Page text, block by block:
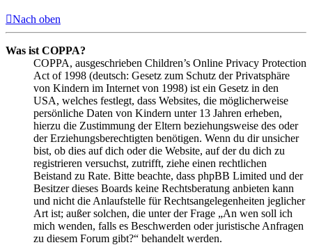
Nach oben
Was ist COPPA?
COPPA, ausgeschrieben Children’s Online Privacy Protection
Act of 1998 (deutsch: Gesetz zum Schutz der Privatsphäre
von Kindern im Internet von 1998) ist ein Gesetz in den
USA, welches festlegt, dass Websites, die möglicherweise
persönliche Daten von Kindern unter 13 Jahren erheben,
hierzu die Zustimmung der Eltern beziehungsweise des oder
der Erziehungsberechtigten benötigen. Wenn du dir unsicher
bist, ob dies auf dich oder die Website, auf der du dich zu
registrieren versuchst, zutrifft, ziehe einen rechtlichen
Beistand zu Rate. Bitte beachte, dass phpBB Limited und der
Besitzer dieses Boards keine Rechtsberatung anbieten kann
und nicht die Anlaufstelle für Rechtsangelegenheiten jeglicher
Art ist; außer solchen, die unter der Frage „An wen soll ich
mich wenden, falls es Beschwerden oder juristische Anfragen
zu diesem Forum gibt?“ behandelt werden.